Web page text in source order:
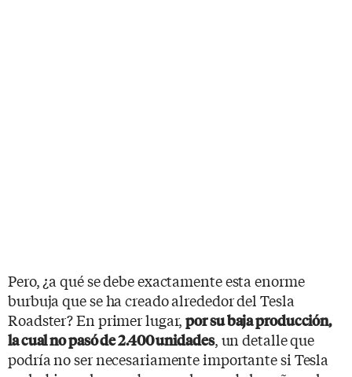
Pero, ¿a qué se debe exactamente esta enorme
burbuja que se ha creado alrededor del Tesla
Roadster? En primer lugar,por su baja producción,
la cual no pasó de 2.400 unidades, un detalle que
podría no ser necesariamente importante si Tesla